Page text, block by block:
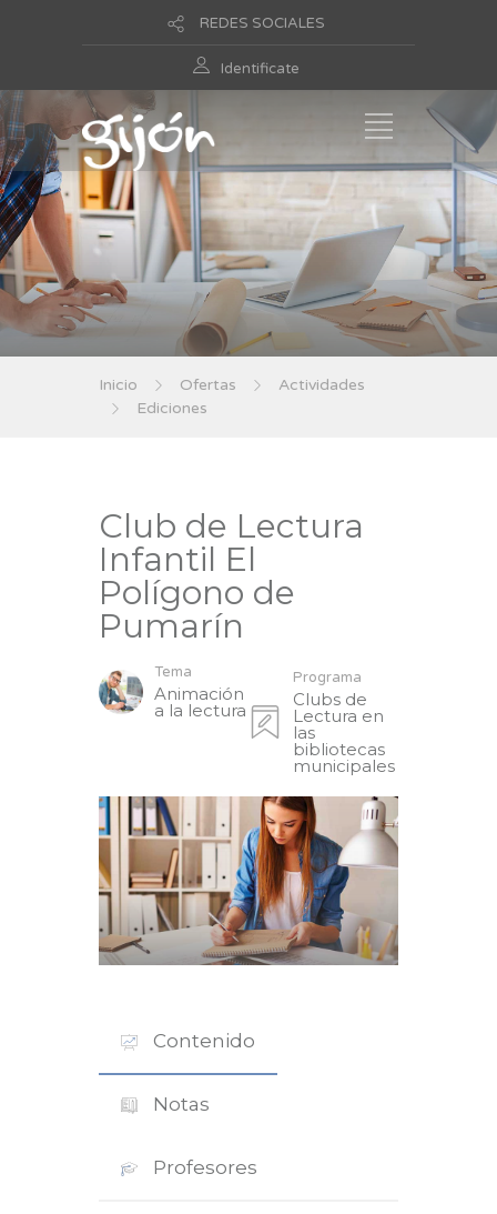
REDES SOCIALES
Identificate
Inicio Ofertas
Actividades
Ediciones
Club de Lectura
Infantil El
Polígono de
Pumarín
Tema
Animación
a la lectura
Programa
Clubs de
Lectura en
las
bibliotecas
municipales
Contenido
Notas
Profesores